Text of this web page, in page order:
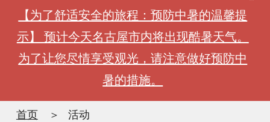
【为了舒适安全的旅程：预防中暑的温馨提
示】 预计今天名古屋市内将出现酷暑天气。
为了让您尽情享受观光，请注意做好预防中
暑的措施。
首页 活动